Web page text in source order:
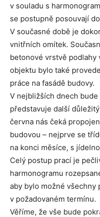
v souladu s
se postupně posouvají
V současné době je
vnitřních omítek.
betonové vrstvě podlahy
objektu bylo také
práce na fasádě budovy.
V nejbližších dnech
představuje další
června nás čeká
budovou – nejprve se
na konci měsíce, s
Celý postup prací je
harmonogramu
aby bylo možné všechny
v požadovaném termínu.
Věříme, že vše bude